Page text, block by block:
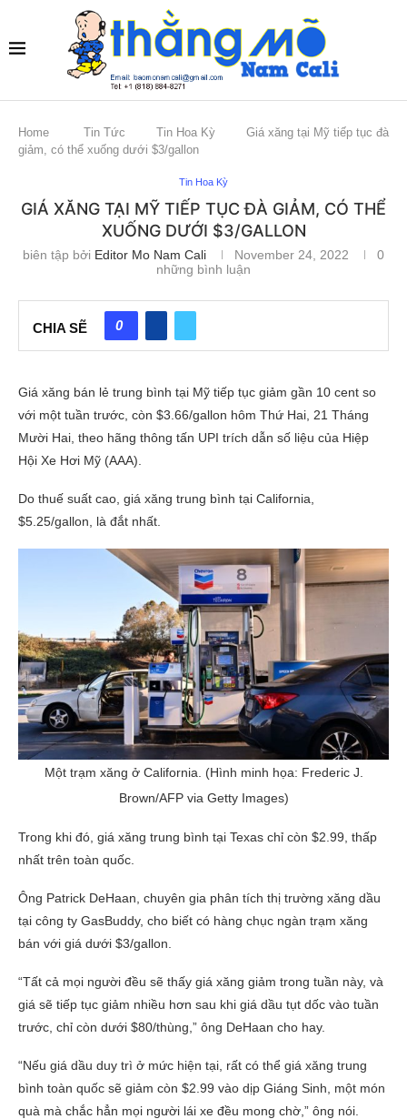
Home Tin Tức Tin Hoa Kỳ
Giá xăng tại Mỹ tiếp tục đà
giảm, có thể xuống dưới $3/gallon
Tin Hoa Kỳ
GIÁ XĂNG TẠI MỸ TIẾP TỤC ĐÀ GIẢM, CÓ THỂ
XUỐNG DƯỚI $3/GALLON
biên tập bởi Editor Mo Nam Cali November 24, 2022
0
những bình luận
CHIA SẼ 0
Giá xăng bán lẻ trung bình tại Mỹ tiếp tục giảm gần 10 cent so
với một tuần trước, còn $3.66/gallon hôm Thứ Hai, 21 Tháng
Mười Hai, theo hãng thông tấn UPI trích dẫn số liệu của Hiệp
Hội Xe Hơi Mỹ (AAA).
Do thuế suất cao, giá xăng trung bình tại California,
$5.25/gallon, là đắt nhất.
Một trạm xăng ở California. (Hình minh họa: Frederic J.
Brown/AFP via Getty Images)
Trong khi đó, giá xăng trung bình tại Texas chỉ còn $2.99, thấp
nhất trên toàn quốc.
Ông Patrick DeHaan, chuyên gia phân tích thị trường xăng dầu
tại công ty GasBuddy, cho biết có hàng chục ngàn trạm xăng
bán với giá dưới $3/gallon.
“Tất cả mọi người đều sẽ thấy giá xăng giảm trong tuần này, và
giá sẽ tiếp tục giảm nhiều hơn sau khi giá dầu tụt dốc vào tuần
trước, chỉ còn dưới $80/thùng,” ông DeHaan cho hay.
“Nếu giá dầu duy trì ở mức hiện tại, rất có thể giá xăng trung
bình toàn quốc sẽ giảm còn $2.99 vào dịp Giáng Sinh, một món
quà mà chắc hẳn mọi người lái xe đều mong chờ,” ông nói.